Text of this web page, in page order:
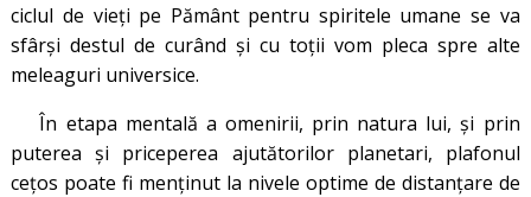
ciclul de vieți pe Pământ pentru spiritele umane se va
sfârși destul de curând și cu toții vom pleca spre alte
meleaguri universice.
În etapa mentală a omenirii, prin natura lui, și prin
puterea și priceperea ajutătorilor planetari, plafonul
cețos poate fi menținut la nivele optime de distanțare de